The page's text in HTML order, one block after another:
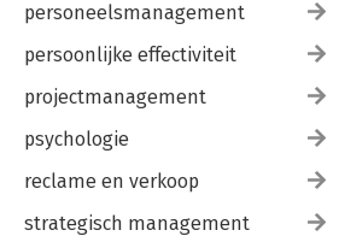
personeelsmanagement
persoonlijke effectiviteit
projectmanagement
psychologie
reclame en verkoop
strategisch management